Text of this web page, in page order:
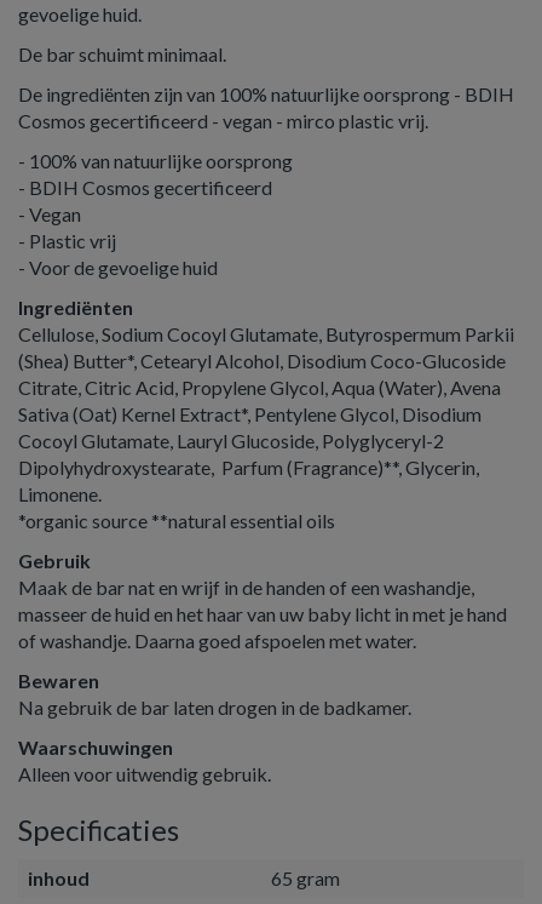
gevoelige huid.
De bar schuimt minimaal.
De ingrediënten zijn van 100% natuurlijke oorsprong - BDIH
Cosmos gecertificeerd - vegan - mirco plastic vrij.
- 100% van natuurlijke oorsprong
- BDIH Cosmos gecertificeerd
- Vegan
- Plastic vrij
- Voor de gevoelige huid
Ingrediënten
Cellulose, Sodium Cocoyl Glutamate, Butyrospermum Parkii
(Shea) Butter*, Cetearyl Alcohol, Disodium Coco-Glucoside
Citrate, Citric Acid, Propylene Glycol, Aqua (Water), Avena
Sativa (Oat) Kernel Extract*, Pentylene Glycol, Disodium
Cocoyl Glutamate, Lauryl Glucoside, Polyglyceryl-2
Dipolyhydroxystearate, Parfum (Fragrance)**, Glycerin,
Limonene.
*organic source **natural essential oils
Gebruik
Maak de bar nat en wrijf in de handen of een washandje,
masseer de huid en het haar van uw baby licht in met je hand
of washandje. Daarna goed afspoelen met water.
Bewaren
Na gebruik de bar laten drogen in de badkamer.
Waarschuwingen
Alleen voor uitwendig gebruik.
Specificaties
inhoud
65 gram